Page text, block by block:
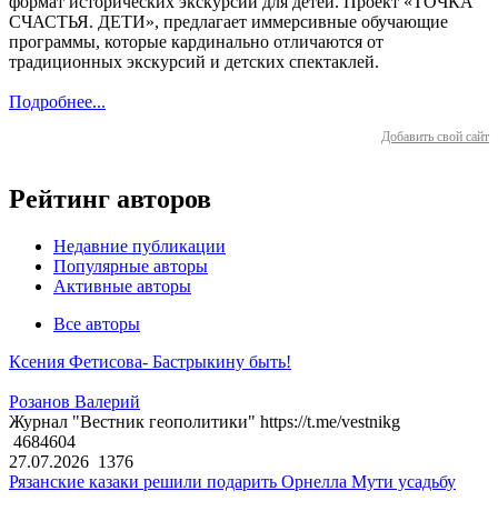
СЧАСТЬЯ. ДЕТИ», предлагает иммерсивные обучающие
программы, которые кардинально отличаются от
традиционных экскурсий и детских спектаклей.
Подробнее...
Добавить свой сайт
Рейтинг авторов
Недавние публикации
Популярные авторы
Активные авторы
Все авторы
Ксения Фетисова- Бастрыкину быть!
Розанов Валерий
Журнал "Вестник геополитики" https://t.me/vestnikg
4684604
27.07.2026 1376
Рязанские казаки решили подарить Орнелла Мути усадьбу